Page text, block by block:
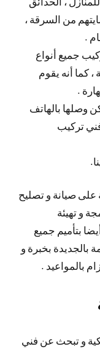
من السرقة ،
.
جميع أنواع
، كما أنه يقوم
.
وصلها بالهاتف
تركيب
على صيانة و تصليح
و تهيئة
بتأميم جميع
بالجديدة بخبرة و
بالمواعيد .
و تبحث عن فني